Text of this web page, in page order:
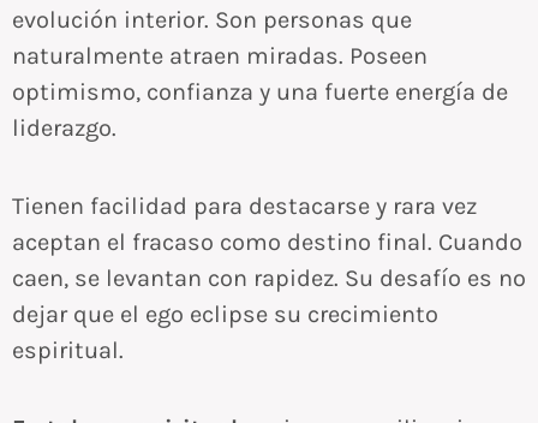
evolución interior. Son personas que
naturalmente atraen miradas. Poseen
optimismo, confianza y una fuerte energía de
liderazgo.
Tienen facilidad para destacarse y rara vez
aceptan el fracaso como destino final. Cuando
caen, se levantan con rapidez. Su desafío es no
dejar que el ego eclipse su crecimiento
espiritual.